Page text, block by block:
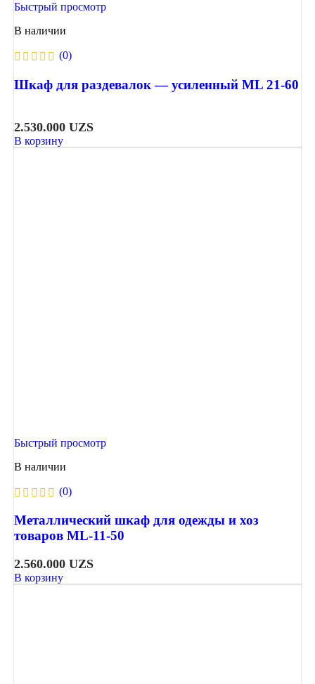
Быстрый просмотр
В наличии
(0)
Шкаф для раздевалок — усиленный ML 21-60
2.530.000 UZS
В корзину
Быстрый просмотр
В наличии
(0)
Металлический шкаф для одежды и хоз
товаров ML-11-50
2.560.000 UZS
В корзину